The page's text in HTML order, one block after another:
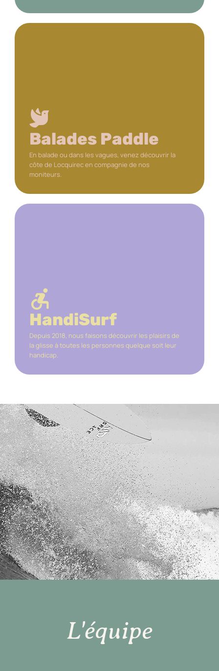
Balades Paddle
En balade ou dans les vagues, venez découvrir la
côte de Locquirec en compagnie de nos
moniteurs.
HandiSurf
Depuis 2018, nous faisons découvrir les plaisirs de
la glisse à toutes les personnes quelque soit leur
handicap.
L'équipe